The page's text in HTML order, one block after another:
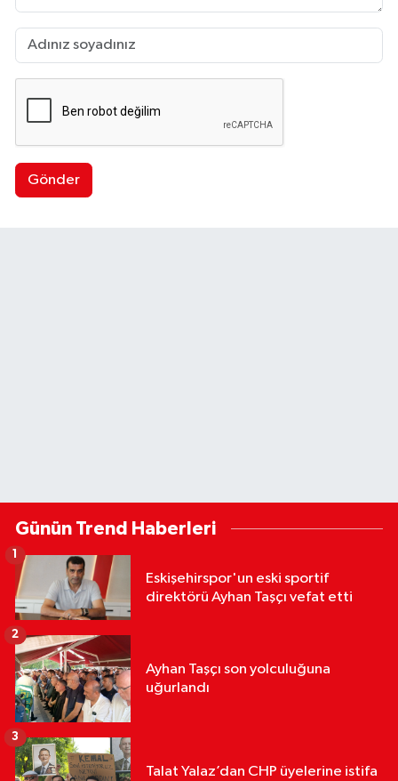
Gönder
Günün Trend Haberleri
Eskişehirspor'un eski sportif
direktörü Ayhan Taşçı vefat etti
Ayhan Taşçı son yolculuğuna
uğurlandı
2
Talat Yalaz’dan CHP üyelerine istifa
3